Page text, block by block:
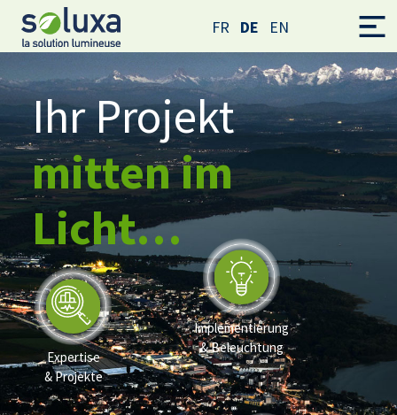
FR DE EN
Expertise
& Projekte
Implementierung
& Beleuchtung
Ihr Projekt
mitten im
Licht…